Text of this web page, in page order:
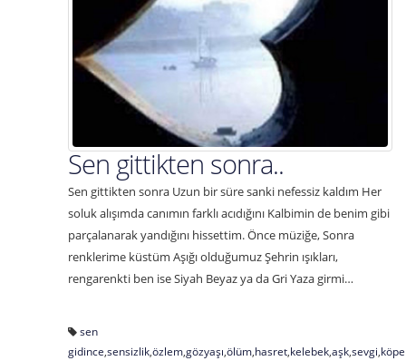
Sen gittikten sonra..
Sen gittikten sonra Uzun bir süre sanki nefessiz kaldım Her
soluk alışımda canımın farklı acıdığını Kalbimin de benim gibi
parçalanarak yandığını hissettim. Önce müziğe, Sonra
renklerime küstüm Aşığı olduğumuz Şehrin ışıkları,
rengarenkti ben ise Siyah Beyaz ya da Gri Yaza girmi…
sen
gidince sensizliközlemgözyaşı ölüm hasret kelebekaşksevgi